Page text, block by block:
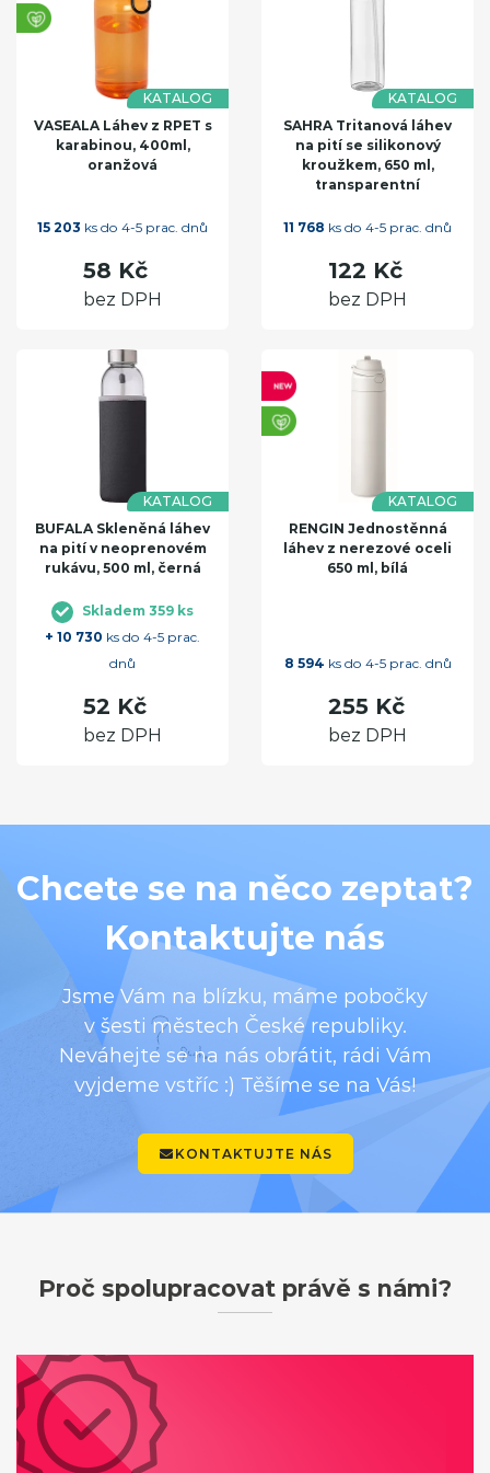
KATALOG
VASEALA Láhev z RPET s
karabinou, 400ml,
oranžová
15 203 ks do 4-5 prac. dnů
58 Kč
bez DPH
KATALOG
SAHRA Tritanová láhev
na pití se silikonový
kroužkem, 650 ml,
transparentní
11 768 ks do 4-5 prac. dnů
122 Kč
bez DPH
KATALOG
BUFALA Skleněná láhev
na pití v neoprenovém
rukávu, 500 ml, černá
Skladem 359 ks
+ 10 730 ks do 4-5 prac.
dnů
52 Kč
bez DPH
KATALOG
RENGIN Jednostěnná
láhev z nerezové oceli
650 ml, bílá
8 594 ks do 4-5 prac. dnů
255 Kč
bez DPH
Chcete se na něco zeptat?
Kontaktujte nás
Jsme Vám na blízku, máme pobočky
v šesti městech České republiky.
Neváhejte se na nás obrátit, rádi Vám
vyjdeme vstříc :) Těšíme se na Vás!
KONTAKTUJTE NÁS
Proč spolupracovat právě s námi?